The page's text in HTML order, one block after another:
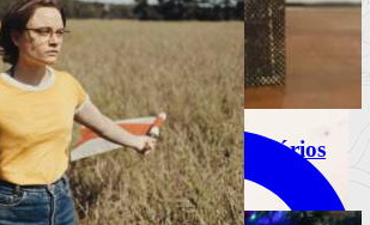
de 1974, quinta-feira” de vários